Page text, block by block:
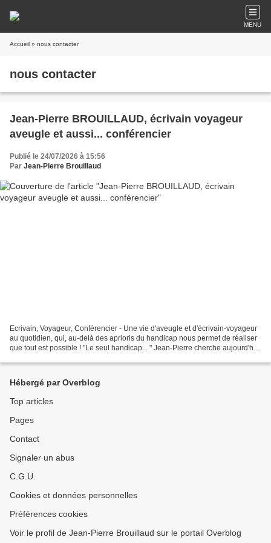
MENU
Accueil » nous contacter
nous contacter
Jean-Pierre BROUILLAUD, écrivain voyageur
aveugle et aussi... conférencier
Publié le 24/07/2026 à 15:56
Par Jean-Pierre Brouillaud
Ecrivain, Voyageur, Conférencier - Une vie d'aveugle et d'écrivain-voyageur
au quotidien, qui, au-delà des aprioris du handicap nous permet de réaliser
que tout est possible ! "Le seul handicap... " Jean-Pierre cherche aujourd'hui
Hébergé par Overblog
Top articles
Pages
Contact
Signaler un abus
C.G.U.
Cookies et données personnelles
Préférences cookies
Voir le profil de Jean-Pierre Brouillaud sur le portail Overblog